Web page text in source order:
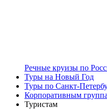
Речные круизы по
Туры на Новый Год
Туры по Санкт-
Корпоративным
Туристам